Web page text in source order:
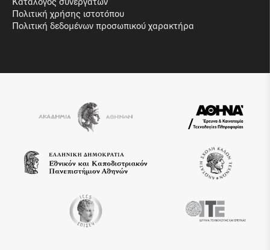
Πολιτική χρήσης ιστοτόπου
Πολιτική δεδομένων προσωπικού χαρακτήρα